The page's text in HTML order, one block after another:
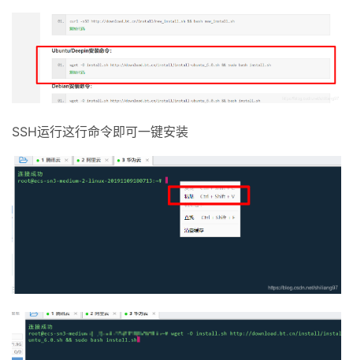
SSH运行这行命令即可一键安装